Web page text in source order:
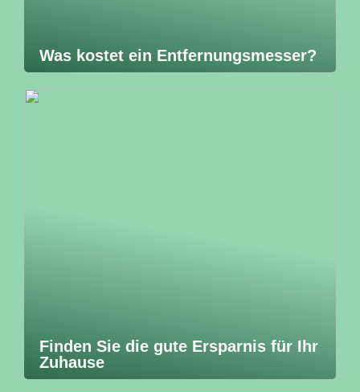
Was kostet ein Entfernungsmesser?
Finden Sie die gute Ersparnis für Ihr
Zuhause